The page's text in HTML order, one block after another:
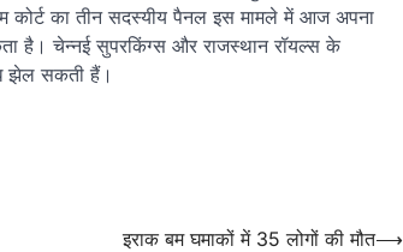
कोर्ट का तीन सदस्यीय पैनल इस मामले में आज अपना
है। चेन्नई सुपरकिंग्स और राजस्थान रॉयल्स के
झेल सकती हैं।
इराक बम घमाकों में 35 लोगों की मौत⟶